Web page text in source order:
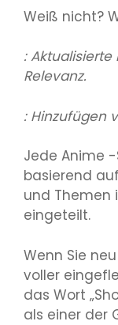
Weiß nicht?
:
Relevanz.
: Hinzufügen
Jede Anime
basierend
und Themen
eingeteilt.
Wenn Sie
voller
das Wort
als einer der